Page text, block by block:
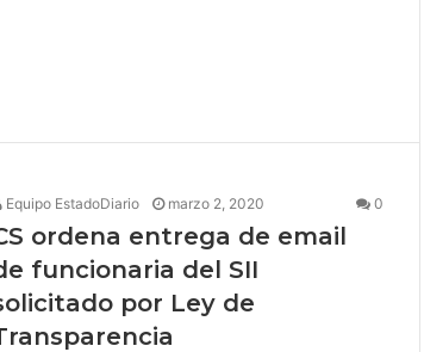
Equipo EstadoDiario marzo 2, 2020 0
ordena entrega de email
funcionaria del SII
por Ley de